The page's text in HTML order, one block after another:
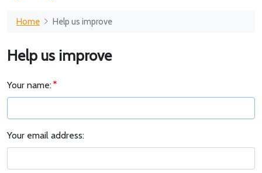
Home Help us improve
Help us improve
Your name:
Your email address: